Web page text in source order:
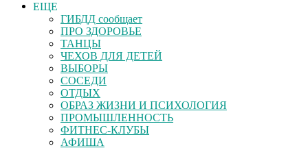
ЕЩЕ
ГИБДД сообщает
ПРО ЗДОРОВЬЕ
ТАНЦЫ
ЧЕХОВ ДЛЯ ДЕТЕЙ
ВЫБОРЫ
СОСЕДИ
ОТДЫХ
ОБРАЗ ЖИЗНИ И ПСИХОЛОГИЯ
ПРОМЫШЛЕННОСТЬ
ФИТНЕС-КЛУБЫ
АФИША